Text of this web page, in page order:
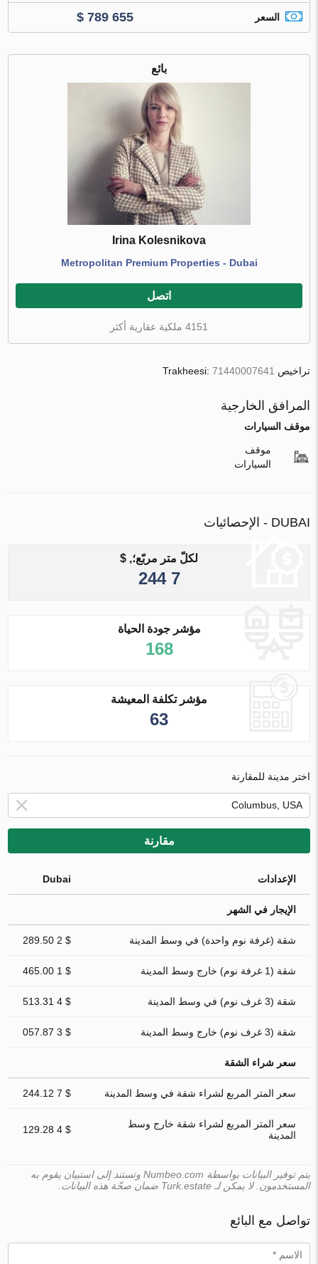
السعر $ 789 655
بائع
Irina Kolesnikova
Metropolitan Premium Properties - Dubai
اتصل
4151 ملكية عقارية أكثر
تراخيص Trakheesi: 71440007641
المرافق الخارجية
موقف السيارات
موقف
السيارات
DUBAI - الإحصائيات
لكلّ متر مربّع؛, $
7 244
مؤشر جودة الحياة
168
مؤشر تكلفة المعيشة
63
اختر مدينة للمقارنة
مقارنة
الإعدادات Dubai
الإيجار في الشهر
شقة (غرفة نوم واحدة) في وسط المدينة $ 2 289.50
شقة (1 غرفة نوم) خارج وسط المدينة $ 1 465.00
شقة (3 غرف نوم) في وسط المدينة $ 4 513.31
شقة (3 غرف نوم) خارج وسط المدينة $ 3 057.87
سعر شراء الشقة
سعر المتر المربع لشراء شقة في وسط المدينة $ 7 244.12
سعر المتر المربع لشراء شقة خارج وسط
المدينة
$ 4 129.28
يتم توفير البيانات بواسطة Numbeo.com وتستند إلى استبيان يقوم به
المستخدمون. لا يمكن لـ Turk.estate ضمان صحّة هذه البيانات.
تواصل مع البائع